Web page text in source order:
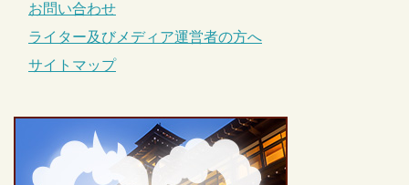
お問い合わせ
ライター及びメディア運営者の方へ
サイトマップ